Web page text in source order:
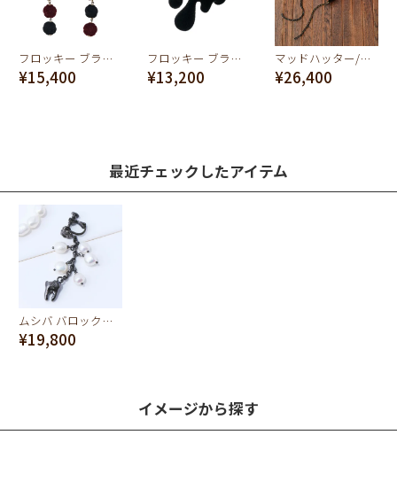
フロッキー ブラック＆ボルドー リボン イヤリング(ペア)
¥15,400
フロッキー ブラックメルトリング
¥13,200
マッドハッター/ウィンダー ネックレス【ディズニー アクセサリー】
¥26,400
最近チェックしたアイテム
ムシバ バロック淡水パール イヤリング
¥19,800
イメージから探す